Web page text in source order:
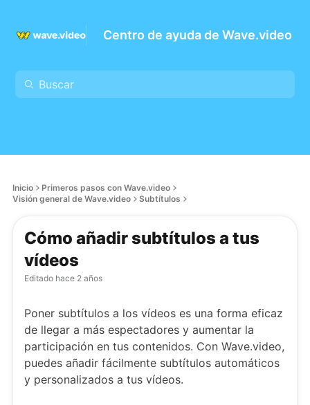
Centro de ayuda de Wave.video
Inicio
Primeros pasos con Wave.video
Visión general de Wave.video
Subtítulos
Cómo añadir subtítulos a tus
vídeos
Editado hace 2 años
Poner subtítulos a los vídeos es una forma eficaz
de llegar a más espectadores y aumentar la
participación en tus contenidos. Con Wave.video,
puedes añadir fácilmente subtítulos automáticos
y personalizados a tus vídeos.